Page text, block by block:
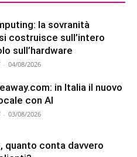
la sovranità
costruisce sull’intero
sull’hardware
- 04/08/2026
in Italia il nuovo
con AI
- 03/08/2026
quanto conta davvero